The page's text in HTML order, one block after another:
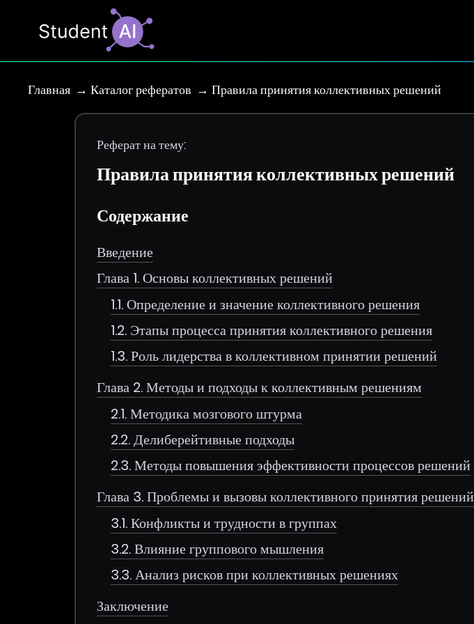
Главная Каталог рефератов Правила принятия коллективных решений
Реферат на тему:
Правила принятия коллективных решений
Содержание
Введение
Глава 1. Основы коллективных решений
1.1. Определение и значение коллективного решения
1.2. Этапы процесса принятия коллективного решения
1.3. Роль лидерства в коллективном принятии решений
Глава 2. Методы и подходы к коллективным решениям
2.1. Методика мозгового штурма
2.2. Делиберейтивные подходы
2.3. Методы повышения эффективности процессов решений
Глава 3. Проблемы и вызовы коллективного принятия решений
3.1. Конфликты и трудности в группах
3.2. Влияние группового мышления
3.3. Анализ рисков при коллективных решениях
Заключение